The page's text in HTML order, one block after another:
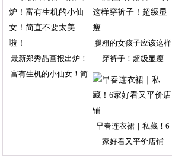
最新郑秀晶画报出炉！
富有生机的小仙女！简
腿粗的女孩子应该这样
穿裤子！超级显瘦
早春连衣裙｜私藏！6
家好看又平价店铺